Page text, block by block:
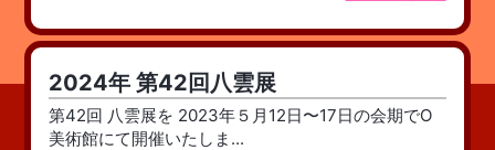
2024年 第42回八雲展
第42回 八雲展を 2023年５月12日〜17日の会期でO
美術館にて開催いたしま...